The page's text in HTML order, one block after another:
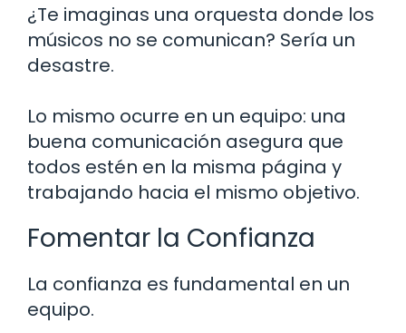
¿Te imaginas una orquesta donde los
músicos no se comunican? Sería un
desastre.
Lo mismo ocurre en un equipo: una
buena comunicación asegura que
todos estén en la misma página y
trabajando hacia el mismo objetivo.
Fomentar la Confianza
La confianza es fundamental en un
equipo.